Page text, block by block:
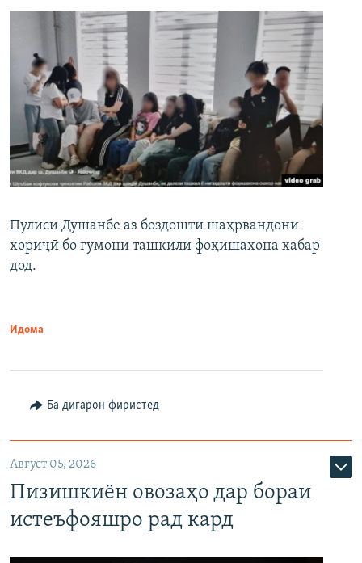
Пулиси Душанбе аз боздошти шаҳрвандони
хориҷӣ бо гумони ташкили фоҳишахона хабар
дод.
Идома
Ба дигарон фиристед
Август 05, 2026
Пизишкиён овозаҳо дар бораи
истеъфояшро рад кард